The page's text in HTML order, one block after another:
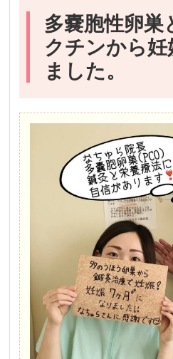
多嚢胞性卵巣
クチンから妊
ました。